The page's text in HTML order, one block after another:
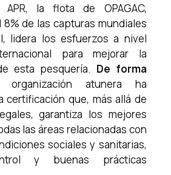
la flota de OPAGAC,
de las capturas mundiales
lidera los esfuerzos a nivel
para mejorar la
esta pesquería. De forma
atunera ha
certificación que, más allá de
garantiza los mejores
las áreas relacionadas con
sociales y sanitarias,
y buenas prácticas